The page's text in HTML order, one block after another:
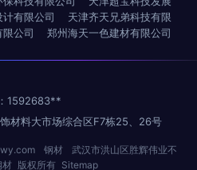
有限公司
天津齐天兄弟科技有限
公司 郑州海天一色建材有限公司
1592683**
材料大市场综合区F7栋25、26号
钢材
武汉市洪山区胜辉伟业不
材 版权所有 Sitemap